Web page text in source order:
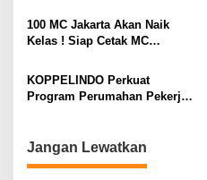
PELABUHAN INDONESIA
TERUS DIPERKUAT
100 MC Jakarta Akan Naik
Kelas ! Siap Cetak MC
Pihak Bangun SDM Unggul
KOPPELINDO Perkuat
Program Perumahan Pekerja,
Pelabuhan, Kawasan Industri,
Jangan Lewatkan